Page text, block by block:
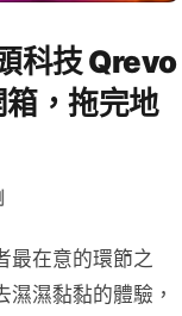
科技 Qrevo
，拖完地
最在意的環節之
濕黏黏的體驗，